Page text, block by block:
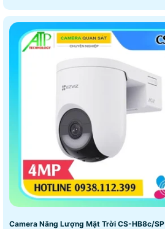
Camera Năng Lượng Mặt Trời CS-HB8c/SP